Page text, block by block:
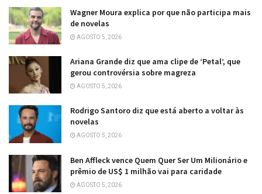
Wagner Moura explica por que não participa mais
de novelas
AGOSTO 5, 2026
Ariana Grande diz que ama clipe de ‘Petal’, que
gerou controvérsia sobre magreza
AGOSTO 5, 2026
Rodrigo Santoro diz que está aberto a voltar às
novelas
AGOSTO 5, 2026
Ben Affleck vence Quem Quer Ser Um Milionário e
prêmio de US$ 1 milhão vai para caridade
AGOSTO 5, 2026